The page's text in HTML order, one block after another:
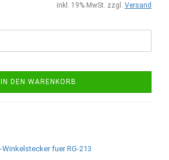
inkl. 19% MwSt. zzgl. Versand
IN DEN WARENKORB